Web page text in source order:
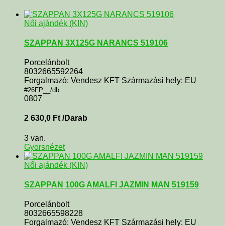
Női ajándék (KIN)
SZAPPAN 3X125G NARANCS 519106
Porcelánbolt
8032665592264
Forgalmazó: Vendesz KFT Származási hely: EU
#26FP__/db
0807
2 630,0 Ft /Darab
3 van.
Gyorsnézet
Női ajándék (KIN)
SZAPPAN 100G AMALFI JAZMIN MAN 519159
Porcelánbolt
8032665598228
Forgalmazó: Vendesz KFT Származási hely: EU